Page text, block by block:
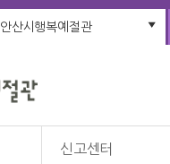
안산시행복예절관
신고센터